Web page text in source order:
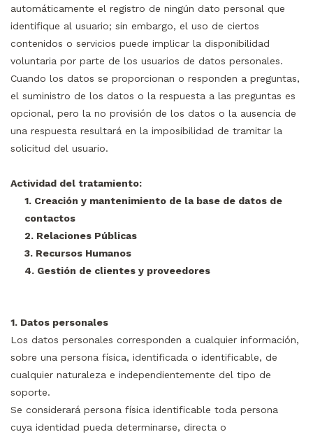
automáticamente el registro de ningún dato personal que
identifique al usuario; sin embargo, el uso de ciertos
contenidos o servicios puede implicar la disponibilidad
voluntaria por parte de los usuarios de datos personales.
Cuando los datos se proporcionan o responden a preguntas,
el suministro de los datos o la respuesta a las preguntas es
opcional, pero la no provisión de los datos o la ausencia de
una respuesta resultará en la imposibilidad de tramitar la
solicitud del usuario.
Actividad del tratamiento:
1. Creación y mantenimiento de la base de datos de
contactos
2. Relaciones Públicas
3. Recursos Humanos
4. Gestión de clientes y proveedores
1. Datos personales
Los datos personales corresponden a cualquier información,
sobre una persona física, identificada o identificable, de
cualquier naturaleza e independientemente del tipo de
soporte.
Se considerará persona física identificable toda persona
cuya identidad pueda determinarse, directa o